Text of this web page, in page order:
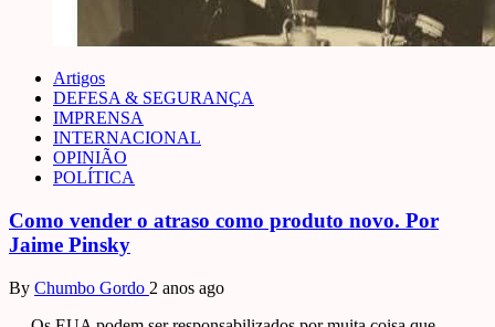
Artigos
DEFESA & SEGURANÇA
IMPRENSA
INTERNACIONAL
OPINIÃO
POLÍTICA
Como vender o atraso como produto novo. Por
Jaime Pinsky
By Chumbo Gordo 2 anos ago